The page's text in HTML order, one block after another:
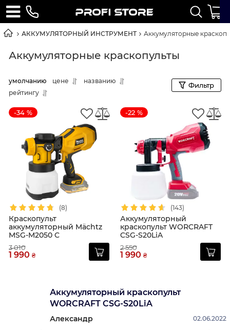
АККУМУЛЯТОРНЫЙ ИНСТРУМЕНТ Аккумуляторные
Аккумуляторные краскопульты
умолчанию цене
названию
рейтингу
Фильтр
-34 %
(8)
Краскопульт
аккумуляторный Mächtz
MSG-M2050 C
3 010
1 990 ₴
-22 %
(143)
Аккумуляторный
краскопульт WORCRAFT
CSG-S20LiA
2 550
1 990 ₴
Аккумуляторный краскопульт
WORCRAFT CSG-S20LiA
Александр 02.06.2022